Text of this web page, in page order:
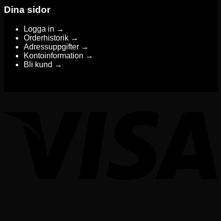
Dina sidor
Logga in →
Orderhistorik →
Adressuppgifter →
Kontoinformation →
Bli kund →